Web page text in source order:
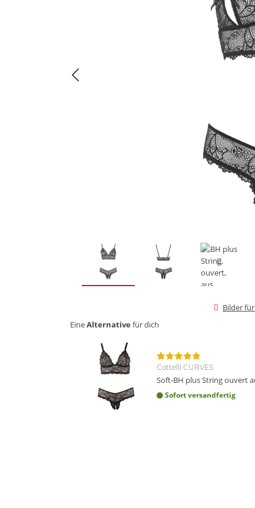
Bilder
EineAlternative für dich
Cottelli CURVES
Soft-BH plus String ouvert
Sofort versandfertig